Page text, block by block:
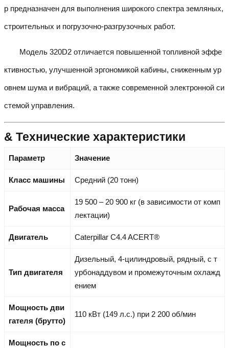
р предназначен для выполнения широкого спектра земляных,
строительных и погрузочно-разгрузочных работ.
Модель 320D2 отличается повышенной топливной эффе
ктивностью, улучшенной эргономикой кабины, сниженным ур
овнем шума и вибраций, а также современной электронной си
стемой управления.
& Технические характеристики
Параметр Значение
Класс машины Средний (20 тонн)
Рабочая масса
19 500 – 20 900 кг (в зависимости от комп
лектации)
Двигатель Caterpillar C4.4 ACERT®
Тип двигателя
Дизельный, 4-цилиндровый, рядный, с т
урбонаддувом и промежуточным охлажд
ением
Мощность дви
гателя (брутто)
110 кВт (149 л.с.) при 2 200 об/мин
Мощность по с